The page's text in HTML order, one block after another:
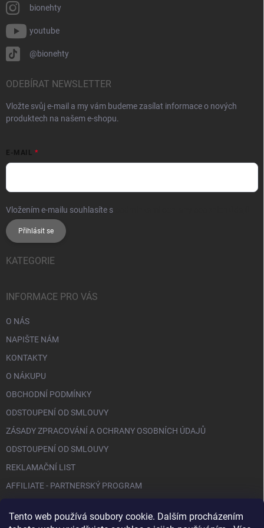
Tento web používá soubory cookie. Dalším procházením
bionehty
youtube
@bionehty
ODEBÍRAT NEWSLETTER
Vložte svůj e-mail a my vám budeme zasílat informace o nových
produktech na našem e-shopu.
E-MAIL
Vložením e-mailu souhlasíte s
Přihlásit se
KATEGORIE
INFORMACE PRO VÁS
O NÁS
NAPIŠTE NÁM
KONTAKTY
O NÁKUPU
OBCHODNÍ PODMÍNKY
ODSTOUPENÍ OD SMLOUVY
ZÁSADY ZPRACOVÁNÍ A OCHRANY OSOBNÍCH ÚDAJŮ
ODSTOUPENÍ OD SMLOUVY
REKLAMAČNÍ LIST
AFFILIATE - PARTNERSKÝ PROGRAM
FACEBOOK